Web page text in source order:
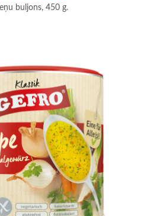
buljons, 450 g.